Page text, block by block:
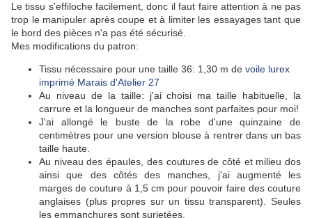
Le tissu s'effiloche facilement, donc il faut faire attention à ne pas
trop le manipuler après coupe et à limiter les essayages tant que
le bord des pièces n'a pas été sécurisé.
Mes modifications du patron:
Tissu nécessaire pour une taille 36: 1,30 m de voile lurex
imprimé Marais d'Atelier 27
Au niveau de la taille: j'ai choisi ma taille habituelle, la
carrure et la longueur de manches sont parfaites pour moi!
J'ai allongé le buste de la robe d'une quinzaine de
centimètres pour une version blouse à rentrer dans un bas
taille haute.
Au niveau des épaules, des coutures de côté et milieu dos
ainsi que des côtés des manches, j'ai augmenté les
marges de couture à 1,5 cm pour pouvoir faire des couture
anglaises (plus propres sur un tissu transparent). Seules
les emmanchures sont surjetées.